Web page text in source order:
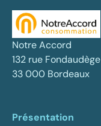
Notre Accord
132 rue Fondaudège
33 000 Bordeaux
Présentation